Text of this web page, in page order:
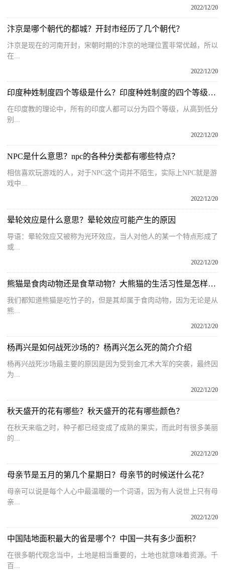
2022/12/20
汴京是哪个朝代的都城？开封市经历了几个朝代？
汴京是现在的河南开封，宋朝时期的汴京的地理位置非常优越，所以
在...
2022/12/20
印度种姓制度四个等级是什么？印度种姓制度的四个等级有哪些？
在印度教的理论中，所有的印度人都可以分为四个等级，从高到低分
别...
2022/12/20
NPC是什么意思？npc的各种分类都有哪些特点？
相信喜欢玩游戏的人，对于NPC这个词并不陌生，实际上NPC就是游
戏中...
2022/12/20
晕轮效应是什么意思？晕轮效应可能产生的原因
导语：晕轮效应又被称为光环效应，当人对他人的某一个特点形成了
或...
2022/12/20
熊猫是食肉动物还是食草动物？大熊猫的生活习性是怎样的？
我们都知道熊猫是吃竹子的，但是其却属于食肉动物，因为无论是从
熊...
2022/12/20
杨再兴是如何战死沙场的？杨再兴怎么死的简介介绍
杨再兴战死沙场最主要的原因是因为受到金兀术大军的突袭，最终因
为...
2022/12/20
秋天盛开的花有哪些？秋天盛开的花有哪些颜色？
在秋天来临之时，种子都已经变成了成熟的果实，而此时有很多美丽
的...
2022/12/20
母亲节是五月的第几个星期日？母亲节的时候送什么花？
母亲可以说是每个人心中最温暖的一个词语，因为有人说世上只有母
亲...
2022/12/20
中国陆地面积最大的省是哪个？中国一共有多少面积？
在很多朝代观念当中，土地是相当重要的，土地也就意味着资源。千
百...